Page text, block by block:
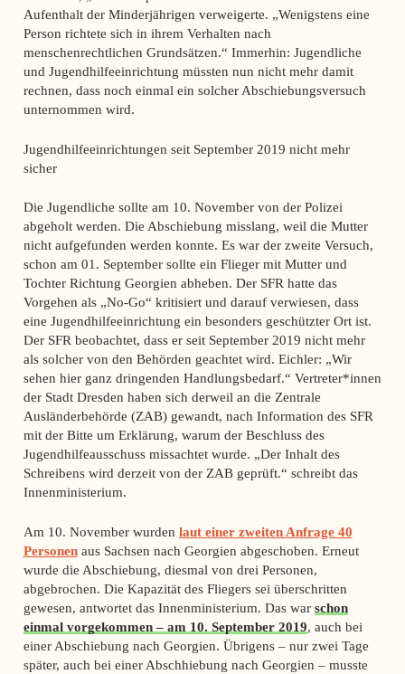
Aufenthalt der Minderjährigen verweigerte. „Wenigstens eine
Person richtete sich in ihrem Verhalten nach
menschenrechtlichen Grundsätzen.“ Immerhin: Jugendliche
und Jugendhilfeeinrichtung müssten nun nicht mehr damit
rechnen, dass noch einmal ein solcher Abschiebungsversuch
unternommen wird.
Jugendhilfeeinrichtungen seit September 2019 nicht mehr
sicher
Die Jugendliche sollte am 10. November von der Polizei
abgeholt werden. Die Abschiebung misslang, weil die Mutter
nicht aufgefunden werden konnte. Es war der zweite Versuch,
schon am 01. September sollte ein Flieger mit Mutter und
Tochter Richtung Georgien abheben. Der SFR hatte das
Vorgehen als „No-Go“ kritisiert und darauf verwiesen, dass
eine Jugendhilfeeinrichtung ein besonders geschützter Ort ist.
Der SFR beobachtet, dass er seit September 2019 nicht mehr
als solcher von den Behörden geachtet wird. Eichler: „Wir
sehen hier ganz dringenden Handlungsbedarf.“ Vertreter*innen
der Stadt Dresden haben sich derweil an die Zentrale
Ausländerbehörde (ZAB) gewandt, nach Information des SFR
mit der Bitte um Erklärung, warum der Beschluss des
Jugendhilfeausschuss missachtet wurde. „Der Inhalt des
Schreibens wird derzeit von der ZAB geprüft.“ schreibt das
Innenministerium.
Am 10. November wurden laut einer zweiten Anfrage 40
Personenaus Sachsen nach Georgien abgeschoben. Erneut
wurde die Abschiebung, diesmal von drei Personen,
abgebrochen. Die Kapazität des Fliegers sei überschritten
gewesen, antwortet das Innenministerium. Das war schon
einmal vorgekommen – am 10. September 2019, auch bei
einer Abschiebung nach Georgien. Übrigens – nur zwei Tage
später, auch bei einer Abschhiebung nach Georgien – musste